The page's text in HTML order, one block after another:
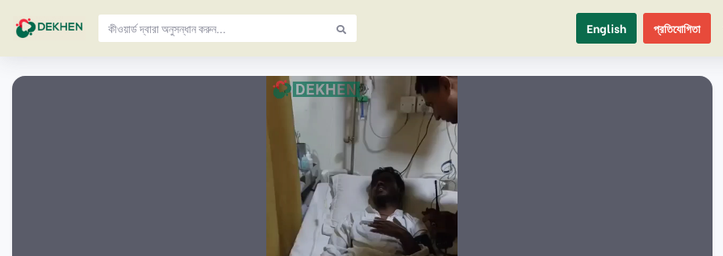
English প্রতিযোগিতা